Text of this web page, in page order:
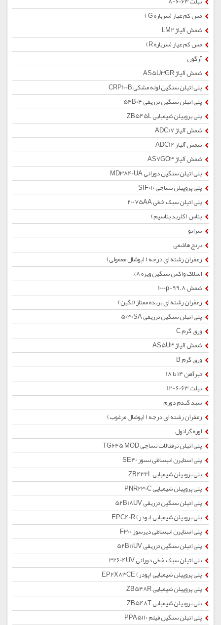
مس کم عیار (سرباره G )
شمش آلیاژ LM2
مس کم عیار (سرباره R)
آرگون
شمش آلیاژ AS5U3GR
پلی اتیلن سنگین لوله مشکی CRP100B
پلی اتیلن سنگین تزریقی 54B04
پلی پروپیلن شیمیایی ZB545L
شمش آلیاژ ADC17
شمش آلیاژ ADC12
شمش آلیاژ AS7GO3
پلی اتیلن سنگین دورانی MD3840UA
پلی پروپیلن نساجی SIF010
پلی اتیلن سبک خطی 20075AA
پتاس (کلرید پتاسیم)
سراتو
برنج هاشمی
زعفران رشته ای درجه 1 (پوشال معمولی)
اسلاک واکس سنگین ویژه 8%
شمش 1000p-99.8
زعفران رشته ای بریده ممتاز (نگین)
پلی اتیلن سنگین تزریقی 5030SA
ورق گرم C
شمش آلیاژ AS5U3
ورق گرم B
تیرآهن 14 تا 18
بیلت 6063-12
سبد گندم دورم
زعفران رشته ای درجه 1 (پوشال مرغوب)
اوره گرانول
پلی اتیلن ترفتالات نساجی TG645 MOD
پلی استایرن انبساطی نسوز SE40
پلی پروپیلن شیمیایی ZB432L
پلی پروپیلن شیمیایی PNR230C
پلی اتیلن سنگین تزریقی 52B18UV
پلی پروپیلن شیمیایی (پودر) EPC40R
پلی استایرن انبساطی دیرسوز F300
پلی اتیلن سنگین تزریقی 52B11UV
پلی اتیلن سبک خطی دورانی 32604UV
پلی پروپیلن شیمیایی (پودر) EP2X83CE
پلی پروپیلن شیمیایی ZB548R
پلی پروپیلن شیمیایی ZB548T
پلی اتیلن سنگین فیلم PPA5110